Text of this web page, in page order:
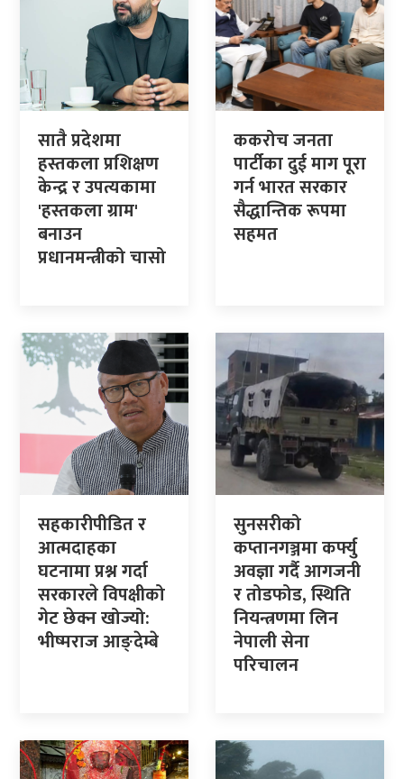
सातै प्रदेशमा
हस्तकला प्रशिक्षण
केन्द्र र उपत्यकामा
'हस्तकला ग्राम'
बनाउन
प्रधानमन्त्रीको चासो
ककरोच जनता
पार्टीका दुई माग पूरा
गर्न भारत सरकार
सैद्धान्तिक रूपमा
सहमत
सहकारीपीडित र
आत्मदाहका
घटनामा प्रश्न गर्दा
सरकारले विपक्षीको
गेट छेक्न खोज्यो:
भीष्मराज आङ्देम्बे
सुनसरीको
कप्तानगञ्जमा कर्फ्यु
अवज्ञा गर्दै आगजनी
र तोडफोड, स्थिति
नियन्त्रणमा लिन
नेपाली सेना
परिचालन